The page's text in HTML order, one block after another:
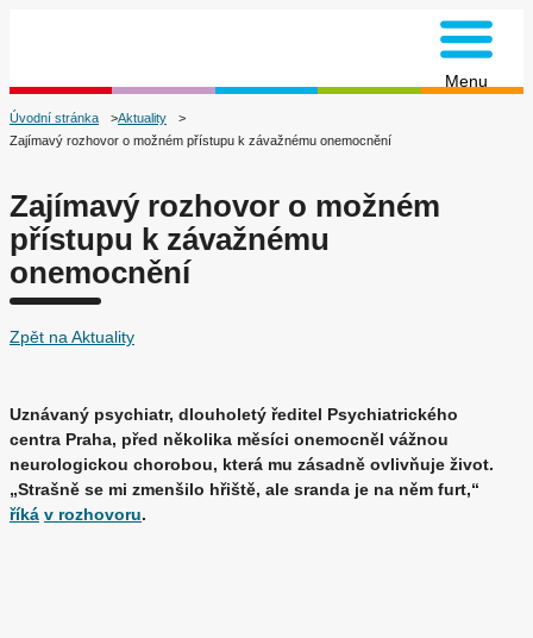
Menu
Úvodní stránka
Aktuality
Zajímavý rozhovor o možném přístupu k závažnému onemocnění
Zajímavý rozhovor o možném
přístupu k závažnému
onemocnění
Zpět na Aktuality
Uznávaný psychiatr, dlouholetý ředitel Psychiatrického
centra Praha, před několika měsíci onemocněl vážnou
neurologickou chorobou, která mu zásadně ovlivňuje život.
„Strašně se mi zmenšilo hřiště, ale sranda je na něm furt,“
říká v rozhovoru.